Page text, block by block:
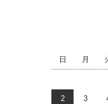
日 月
2 3